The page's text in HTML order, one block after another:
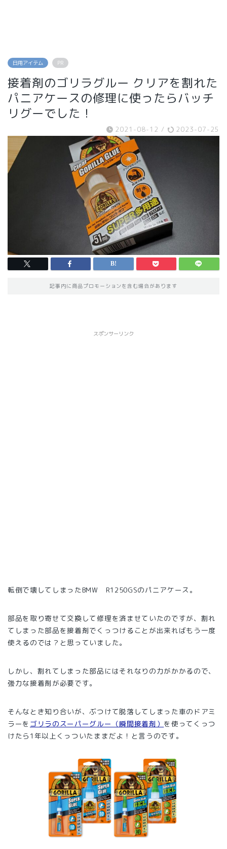
日用アイテム PR
接着剤のゴリラグルー クリアを割れた
パニアケースの修理に使ったらバッチ
リグーでした！
2021-08-12 / 2023-07-25
記事内に商品プロモーションを含む場合があります
スポンサーリンク
転倒で壊してしまったBMW R1250GSのパニアケース。
部品を取り寄せて交換して修理を済ませていたのですが、割れ
てしまった部品を接着剤でくっつけることが出来ればもう一度
使えるのでは？と思っていました。
しかし、割れてしまった部品にはそれなりの力がかかるので、
強力な接着剤が必要です。
そんなとき知り合いが、ぶつけて脱落してしまった車のドアミ
ラーを ゴリラのスーパーグルー（瞬間接着剤） を使ってくっつ
けたら1年以上くっついたままだよ！と言うのです。